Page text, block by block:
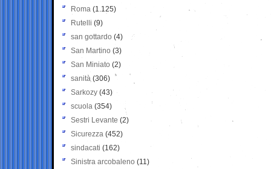
Roma (1.125)
Rutelli (9)
san gottardo (4)
San Martino (3)
San Miniato (2)
sanità (306)
Sarkozy (43)
scuola (354)
Sestri Levante (2)
Sicurezza (452)
sindacati (162)
Sinistra arcobaleno (11)